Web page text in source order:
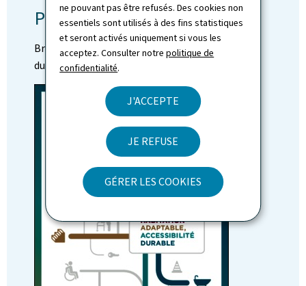
ne pouvant pas être refusés. Des cookies non
essentiels sont utilisés à des fins statistiques
et seront activés uniquement si vous les
acceptez. Consulter notrepolitique de
confidentialité.
J'ACCEPTE
JE REFUSE
GÉRER LES COOKIES
Publications
Brochure "Habitation adaptable, accessibilité
durable"